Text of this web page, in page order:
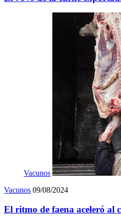
Vacunos
Vacunos 09/08/2024
El ritmo de faena aceleró al